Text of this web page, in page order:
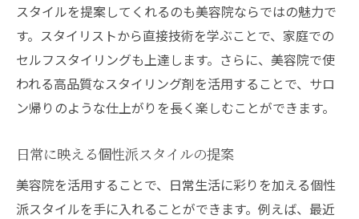
スタイルを提案してくれるのも美容院ならではの魅力で
す。スタイリストから直接技術を学ぶことで、家庭での
セルフスタイリングも上達します。さらに、美容院で使
われる高品質なスタイリング剤を活用することで、サロ
ン帰りのような仕上がりを長く楽しむことができます。
日常に映える個性派スタイルの提案
美容院を活用することで、日常生活に彩りを加える個性
派スタイルを手に入れることができます。例えば、最近